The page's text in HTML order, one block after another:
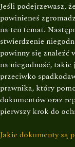
Jeśli podejrzewasz,
powinieneś
na ten temat.
stwierdzenie
powinny się znaleźć
na niegodność,
przeciwko
prawnika, który
dokumentów oraz
pierwszy krok do
Jakie dokumenty są